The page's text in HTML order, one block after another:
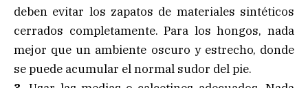
deben evitar los zapatos de materiales sintéticos
cerrados completamente. Para los hongos, nada
mejor que un ambiente oscuro y estrecho, donde
se puede acumular el normal sudor del pie.